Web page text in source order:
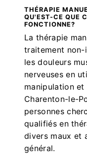
THÉRAPIE
QU'EST-CE QUE
FONCTIONNE?
La thérapie
traitement non-
les douleurs
nerveuses en
manipulation et
Charenton-le-
personnes
qualifiés en
divers maux et
général.